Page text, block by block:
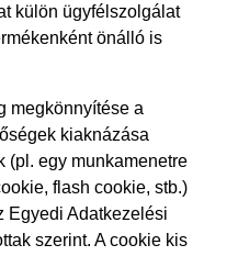
külön ügyfélszolgálat
önálló is
megkönnyítése a
kiaknázása
(pl. egy munkamenetre
flash cookie, stb.)
Egyedi Adatkezelési
szerint. A cookie kis